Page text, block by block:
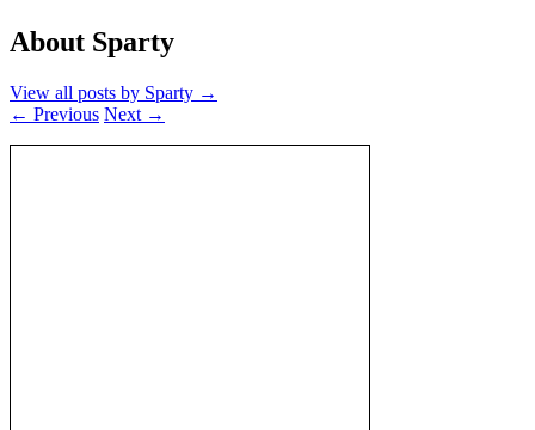
About Sparty
View all posts by Sparty →
← Previous Next →